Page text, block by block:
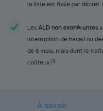
la liste est fixée par décret.
LesALD non exonérantes
interruption de travail ou
de 6 mois, mais dont le
coûteux.(1)
À savoir